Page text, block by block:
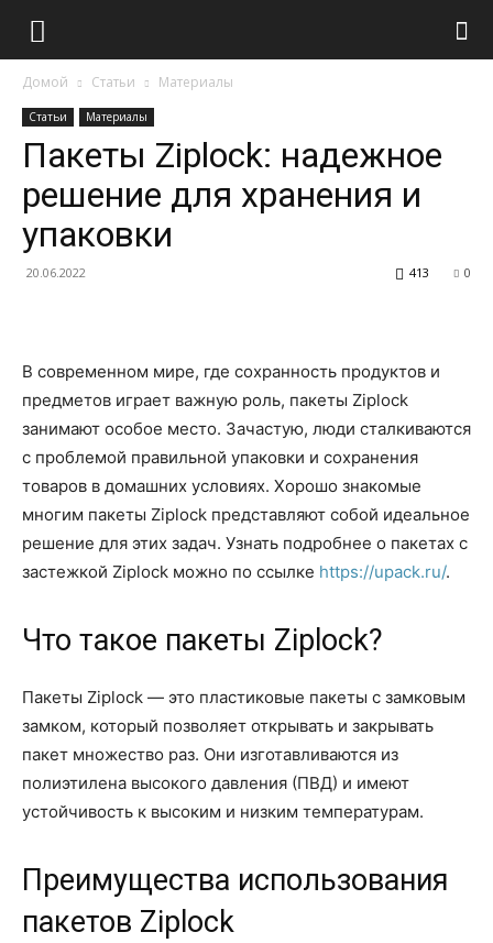
Домой Статьи Материалы
Статьи Материалы
Пакеты Ziplock: надежное
решение для хранения и
упаковки
20.06.2022 0
413
В современном мире, где сохранность продуктов и
предметов играет важную роль, пакеты Ziplock
занимают особое место. Зачастую, люди сталкиваются
с проблемой правильной упаковки и сохранения
товаров в домашних условиях. Хорошо знакомые
многим пакеты Ziplock представляют собой идеальное
решение для этих задач. Узнать подробнее о пакетах с
застежкой Ziplock можно по ссылке https://upack.ru/.
Что такое пакеты Ziplock?
Пакеты Ziplock — это пластиковые пакеты с замковым
замком, который позволяет открывать и закрывать
пакет множество раз. Они изготавливаются из
полиэтилена высокого давления (ПВД) и имеют
устойчивость к высоким и низким температурам.
Преимущества использования
пакетов Ziplock